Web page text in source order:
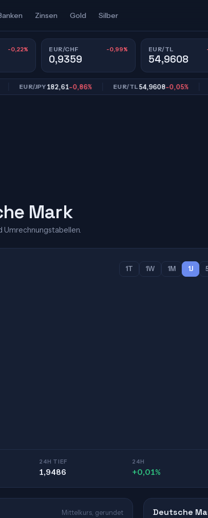
Zinsen Gold Silber
-0,22% EUR/CHF -0,99%
0,9359
EUR/TL
54,9608
EUR/JPY182,61-0,86% EUR/TL54,9608-0,05%
Mark
Umrechnungstabellen.
1T 1W 1M 1J
24H TIEF
1,9486
24H
+0,01%
Mittelkurs, gerundet Deutsche